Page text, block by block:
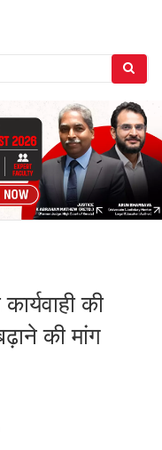
की
की मांग